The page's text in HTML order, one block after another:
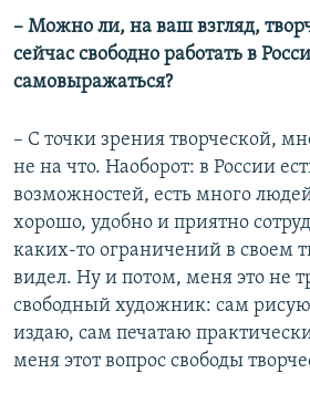
​– Можно ли, на ваш взгляд,
сейчас свободно работать в
самовыражаться?
– ​С точки зрения творческой,
не на что. Наоборот: в России
возможностей, есть много
хорошо, удобно и приятно
каких-то ограничений в своем
видел. Ну и потом, меня это не
свободный художник: сам
издаю, сам печатаю
меня этот вопрос свободы